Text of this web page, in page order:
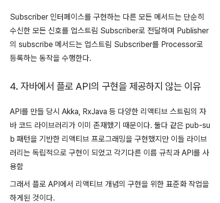
Subscriber 인터페이스를 구현하는 다른 모든 메서드는 단순히
수신한 모든 신호를 업스트림 Subscriber로 전달하며 Publisher
의 subscribe 메서드는 업스트림 Subscriber를 Processor로
등록하는 동작을 수행한다.
4. 자바에서 플로 API의 구현을 제공하지 않는 이유
API를 만들 당시 Akka, RxJava 등 다양한 리액티브 스트림의 자
바 코드 라이브러리가 이미 존재했기 때문이다. 둘다 같은 pub-su
b 패턴을 기반한 리액티브 프로그래밍을 구현했지만 이들 라이브
러리는 독립적으로 구현이 되었고 각기다른 이름 규칙과 API를 사
용함
그래서 플로 API에서 리액티브 개념의 구현을 위한 표준화 작업을
하게된 것이다.